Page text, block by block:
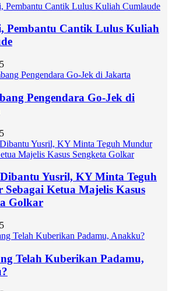
Pembantu Cantik Lulus Kuliah
Pengendara Go-Jek di
Yusril, KY Minta Teguh
Ketua Majelis Kasus
Golkar
Telah Kuberikan Padamu,